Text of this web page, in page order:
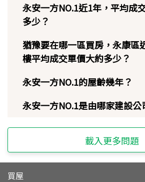
永安一方NO.1近1年，平均成
多少？
猶豫要在哪一區買房，永康區
樓平均成交單價大約多少？
永安一方NO.1的屋齡幾年？
永安一方NO.1是由哪家建設公
載入更多問題
買屋